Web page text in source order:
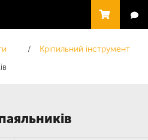
Кріпильний інструмент